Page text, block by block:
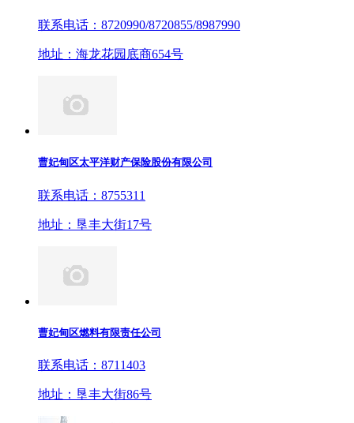
联系电话：8720990/8720855/8987990
地址：海龙花园底商654号
曹妃甸区太平洋财产保险股份有限公司
联系电话：8755311
地址：垦丰大街17号
曹妃甸区燃料有限责任公司
联系电话：8711403
地址：垦丰大街86号